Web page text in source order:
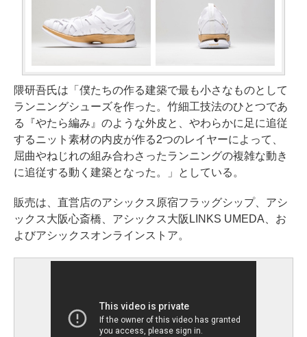
隈研吾氏は「僕たちの作る建築で最も小さなものとして
ランニングシューズを作った。竹細工技法のひとつであ
る『やたら編み』のような外皮と、やわらかに足に追従
するニット素材の内皮が作る2つのレイヤーによって、
屈曲やねじれの組み合わさったランニングの複雑な動き
に追従する動く建築となった。」としている。
販売は、直営店のアシックス原宿フラッグシップ、アシ
ックス大阪心斎橋、アシックス大阪LINKS UMEDA、お
よびアシックスオンラインストア。